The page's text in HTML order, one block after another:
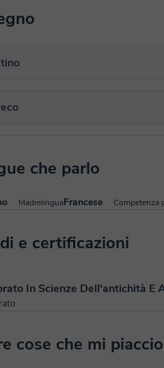
che parlo
MadrelinguaFrancese Competenza
e certificazioni
In Scienze Dell'antichità E
cose che mi